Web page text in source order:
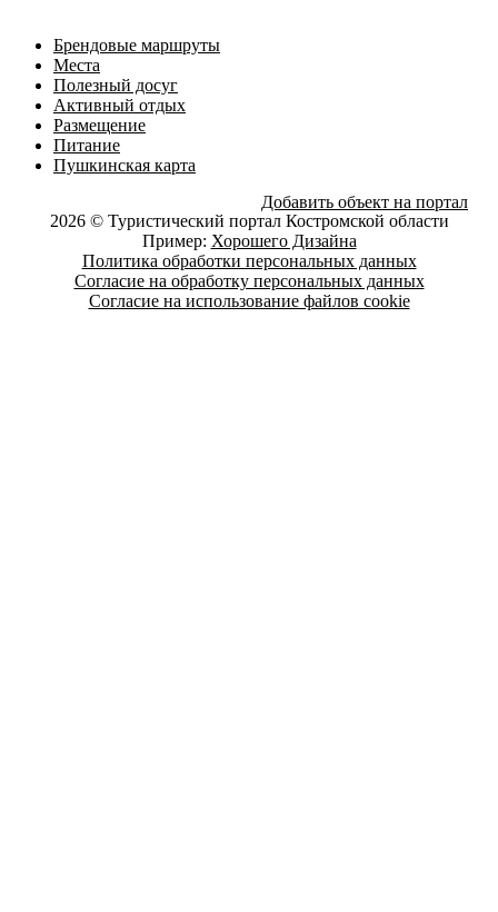
Брендовые маршруты
Места
Полезный досуг
Активный отдых
Размещение
Питание
Пушкинская карта
Добавить объект на портал
2026 © Туристический портал Костромской области
Пример: Хорошего Дизайна
Политика обработки персональных данных
Согласие на обработку персональных данных
Согласие на использование файлов cookie